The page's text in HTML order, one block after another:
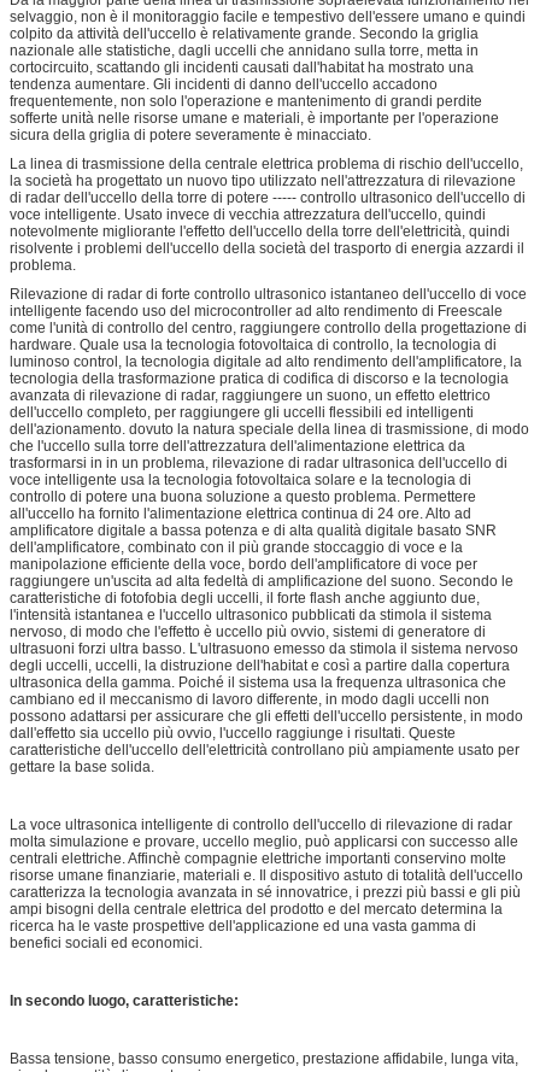
selvaggio, non è il monitoraggio facile e tempestivo dell'essere umano e quindi
colpito da attività dell'uccello è relativamente grande. Secondo la griglia
nazionale alle statistiche, dagli uccelli che annidano sulla torre, metta in
cortocircuito, scattando gli incidenti causati dall'habitat ha mostrato una
tendenza aumentare. Gli incidenti di danno dell'uccello accadono
frequentemente, non solo l'operazione e mantenimento di grandi perdite
sofferte unità nelle risorse umane e materiali, è importante per l'operazione
sicura della griglia di potere severamente è minacciato.
La linea di trasmissione della centrale elettrica problema di rischio dell'uccello,
la società ha progettato un nuovo tipo utilizzato nell'attrezzatura di rilevazione
di radar dell'uccello della torre di potere ----- controllo ultrasonico dell'uccello di
voce intelligente. Usato invece di vecchia attrezzatura dell'uccello, quindi
notevolmente migliorante l'effetto dell'uccello della torre dell'elettricità, quindi
risolvente i problemi dell'uccello della società del trasporto di energia azzardi il
problema.
Rilevazione di radar di forte controllo ultrasonico istantaneo dell'uccello di voce
intelligente facendo uso del microcontroller ad alto rendimento di Freescale
come l'unità di controllo del centro, raggiungere controllo della progettazione di
hardware. Quale usa la tecnologia fotovoltaica di controllo, la tecnologia di
luminoso control, la tecnologia digitale ad alto rendimento dell'amplificatore, la
tecnologia della trasformazione pratica di codifica di discorso e la tecnologia
avanzata di rilevazione di radar, raggiungere un suono, un effetto elettrico
dell'uccello completo, per raggiungere gli uccelli flessibili ed intelligenti
dell'azionamento. dovuto la natura speciale della linea di trasmissione, di modo
che l'uccello sulla torre dell'attrezzatura dell'alimentazione elettrica da
trasformarsi in in un problema, rilevazione di radar ultrasonica dell'uccello di
voce intelligente usa la tecnologia fotovoltaica solare e la tecnologia di
controllo di potere una buona soluzione a questo problema. Permettere
all'uccello ha fornito l'alimentazione elettrica continua di 24 ore. Alto ad
amplificatore digitale a bassa potenza e di alta qualità digitale basato SNR
dell'amplificatore, combinato con il più grande stoccaggio di voce e la
manipolazione efficiente della voce, bordo dell'amplificatore di voce per
raggiungere un'uscita ad alta fedeltà di amplificazione del suono. Secondo le
caratteristiche di fotofobia degli uccelli, il forte flash anche aggiunto due,
l'intensità istantanea e l'uccello ultrasonico pubblicati da stimola il sistema
nervoso, di modo che l'effetto è uccello più ovvio, sistemi di generatore di
ultrasuoni forzi ultra basso. L'ultrasuono emesso da stimola il sistema nervoso
degli uccelli, uccelli, la distruzione dell'habitat e così a partire dalla copertura
ultrasonica della gamma. Poiché il sistema usa la frequenza ultrasonica che
cambiano ed il meccanismo di lavoro differente, in modo dagli uccelli non
possono adattarsi per assicurare che gli effetti dell'uccello persistente, in modo
dall'effetto sia uccello più ovvio, l'uccello raggiunge i risultati. Queste
caratteristiche dell'uccello dell'elettricità controllano più ampiamente usato per
gettare la base solida.
La voce ultrasonica intelligente di controllo dell'uccello di rilevazione di radar
molta simulazione e provare, uccello meglio, può applicarsi con successo alle
centrali elettriche. Affinchè compagnie elettriche importanti conservino molte
risorse umane finanziarie, materiali e. Il dispositivo astuto di totalità dell'uccello
caratterizza la tecnologia avanzata in sé innovatrice, i prezzi più bassi e gli più
ampi bisogni della centrale elettrica del prodotto e del mercato determina la
ricerca ha le vaste prospettive dell'applicazione ed una vasta gamma di
benefici sociali ed economici.
In secondo luogo, caratteristiche:
Bassa tensione, basso consumo energetico, prestazione affidabile, lunga vita,